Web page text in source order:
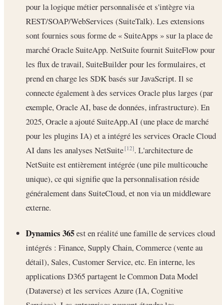
pour la logique métier personnalisée et s'intègre via
REST/SOAP/WebServices (SuiteTalk). Les extensions
sont fournies sous forme de « SuiteApps » sur la place de
marché Oracle SuiteApp. NetSuite fournit SuiteFlow pour
les flux de travail, SuiteBuilder pour les formulaires, et
prend en charge les SDK basés sur JavaScript. Il se
connecte également à des services Oracle plus larges (par
exemple, Oracle AI, base de données, infrastructure). En
2025, Oracle a ajouté SuiteApp.AI (une place de marché
pour les plugins IA) et a intégré les services Oracle Cloud
AI dans les analyses NetSuite[12]. L'architecture de
NetSuite est entièrement intégrée (une pile multicouche
unique), ce qui signifie que la personnalisation réside
généralement dans SuiteCloud, et non via un middleware
externe.
Dynamics 365est en réalité une famille de services cloud
intégrés : Finance, Supply Chain, Commerce (vente au
détail), Sales, Customer Service, etc. En interne, les
applications D365 partagent le Common Data Model
(Dataverse) et les services Azure (IA, Cognitive